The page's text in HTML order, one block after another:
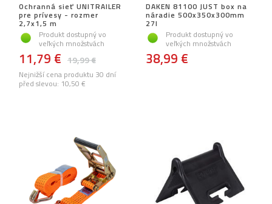
Ochranná sieť UNITRAILER
pre prívesy - rozmer
2,7x1,5 m
Produkt dostupný vo
veľkých množstvách
19,99 €
11,79 €
Nejnižší cena produktu 30 dní
před slevou: 10,50 €
DAKEN 81100 JUST box na
náradie 500x350x300mm
27l
Produkt dostupný vo
veľkých množstvách
38,99 €